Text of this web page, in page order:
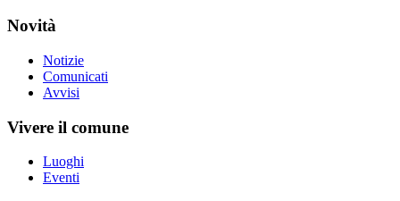
Novità
Notizie
Comunicati
Avvisi
Vivere il comune
Luoghi
Eventi